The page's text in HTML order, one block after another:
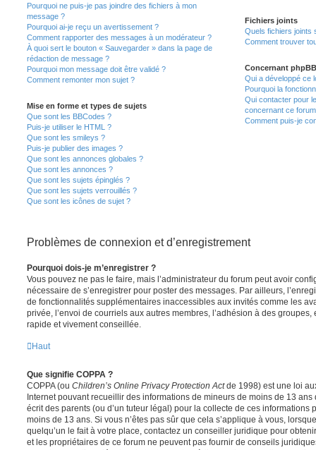
Pourquoi ne puis-je pas joindre des fichiers à mon
message ?
Pourquoi ai-je reçu un avertissement ?
Comment rapporter des messages à un modérateur ?
À quoi sert le bouton « Sauvegarder » dans la page de
rédaction de message ?
Pourquoi mon message doit être validé ?
Comment remonter mon sujet ?
Mise en forme et types de sujets
Que sont les BBCodes ?
Puis-je utiliser le HTML ?
Que sont les smileys ?
Puis-je publier des images ?
Que sont les annonces globales ?
Que sont les annonces ?
Que sont les sujets épinglés ?
Que sont les sujets verrouillés ?
Que sont les icônes de sujet ?
Fichiers joints
Quels fichiers joints
Comment trouver
Concernant phpBB
Qui a développé ce
Pourquoi la
Qui contacter pour
concernant ce
Comment puis-je
Problèmes de connexion et d’enregistrement
Pourquoi dois-je m’enregistrer ?
Vous pouvez ne pas le faire, mais l’administrateur du forum peut avoir
nécessaire de s’enregistrer pour poster des messages. Par ailleurs,
de fonctionnalités supplémentaires inaccessibles aux invités comme les
privée, l’envoi de courriels aux autres membres, l’adhésion à des groupes,
rapide et vivement conseillée.
Haut
Que signifie COPPA ?
COPPA (ou Children’s Online Privacy Protection Actde 1998) est une loi
Internet pouvant recueillir des informations de mineurs de moins de 13
écrit des parents (ou d’un tuteur légal) pour la collecte de ces informations
moins de 13 ans. Si vous n’êtes pas sûr que cela s’applique à vous,
quelqu’un le fait à votre place, contactez un conseiller juridique pour
et les propriétaires de ce forum ne peuvent pas fournir de conseils